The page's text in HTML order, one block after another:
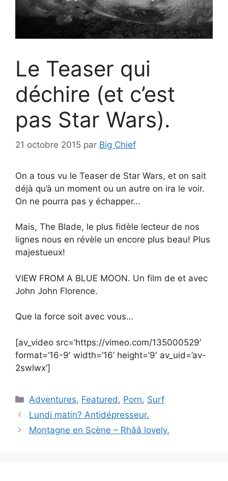
Le Teaser qui
déchire (et c’est
pas Star Wars).
21 octobre 2015 par Big Chief
On a tous vu le Teaser de Star Wars, et on sait
déjà qu’à un moment ou un autre on ira le voir.
On ne pourra pas y échapper…
Mais, The Blade, le plus fidèle lecteur de nos
lignes nous en révèle un encore plus beau! Plus
majestueux!
VIEW FROM A BLUE MOON. Un film de et avec
John John Florence.
Que la force soit avec vous…
[av_video src=’https://vimeo.com/135000529′
format=’16-9′ width=’16’ height=’9′ av_uid=’av-
2swlwx’]
Catégories
Adventures, Featured , Porn, Surf
Lundi matin? Antidépresseur.
Montagne en Scène – Rhââ lovely.